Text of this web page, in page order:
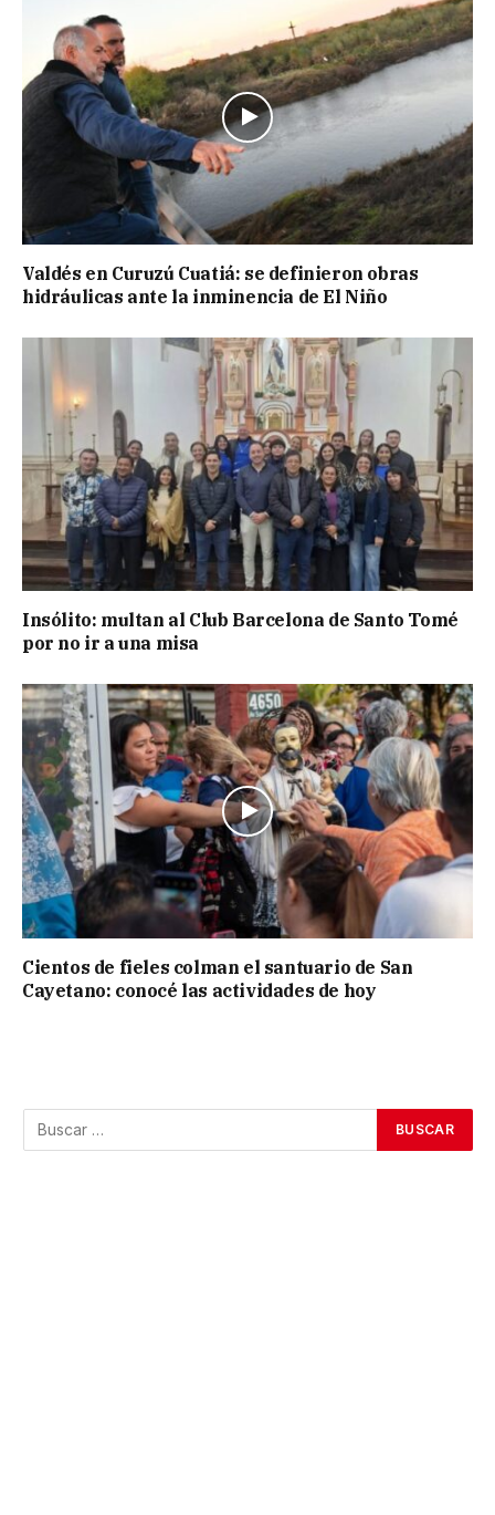
Valdés en Curuzú Cuatiá: se definieron obras
hidráulicas ante la inminencia de El Niño
Insólito: multan al Club Barcelona de Santo Tomé
por no ir a una misa
Cientos de fieles colman el santuario de San
Cayetano: conocé las actividades de hoy